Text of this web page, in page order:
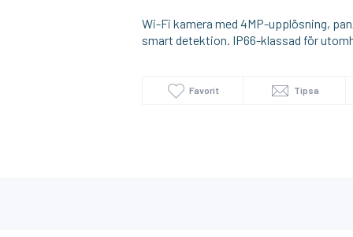
Wi-Fi kamera med 4MP-upplösning,
smart detektion. IP66-klassad för
Favorit Tipsa